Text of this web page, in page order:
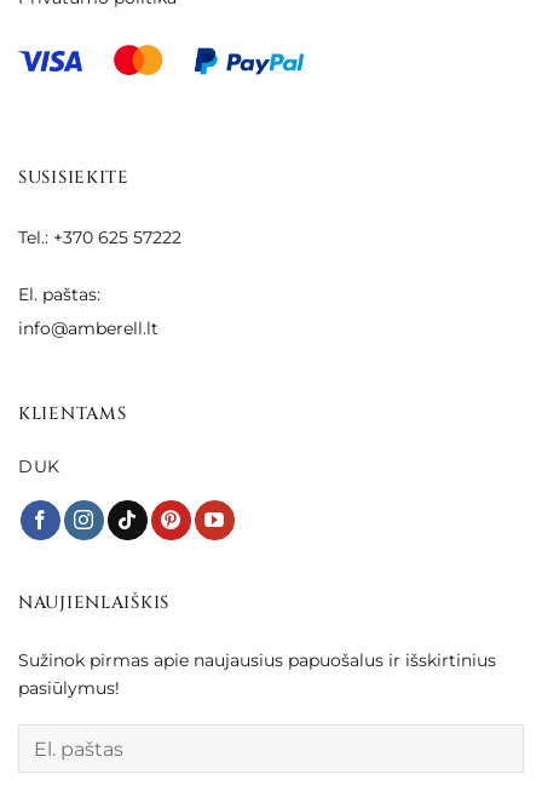
SUSISIEKITE
Tel.: +370 625 57222
El. paštas:
info@amberell.lt
KLIENTAMS
DUK
NAUJIENLAIŠKIS
Sužinok pirmas apie naujausius papuošalus ir išskirtinius
pasiūlymus!